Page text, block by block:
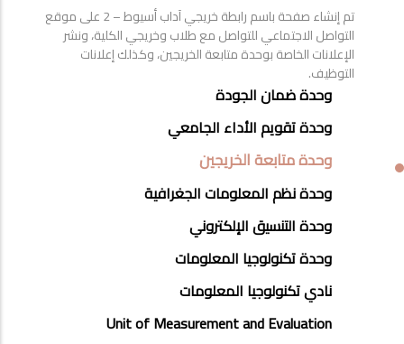
تم إنشاء صفحة باسم رابطة خريجي آداب أسيوط – 2 على موقع
التواصل الاجتماعي للتواصل مع طلاب وخريجي الكلية، ونشر
الإعلانات الخاصة بوحدة متابعة الخريجين، وكذلك إعلانات
التوظيف.
وحدة ضمان الجودة
وحدة تقويم الأداء الجامعي
وحدة متابعة الخريجين
وحدة نظم المعلومات الجغرافية
وحدة التنسيق الإلكتروني
وحدة تكنولوجيا المعلومات
نادي تكنولوجيا المعلومات
Unit of Measurement and Evaluation